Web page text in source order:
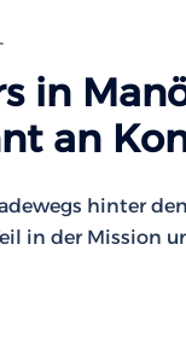
in
an
hinter
in der Mission